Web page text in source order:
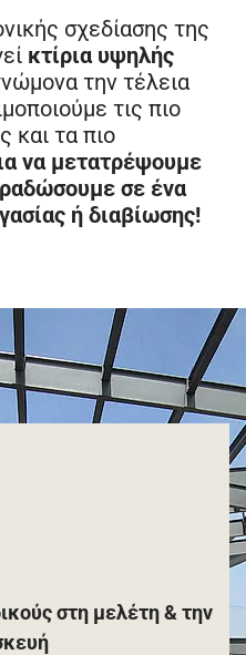
σχεδίασης της
κτίρια υψηλής
την τέλεια
τις πιο
και τα πιο
να μετατρέψουμε
σε ένα
ή διαβίωσης!
στη μελέτη & την